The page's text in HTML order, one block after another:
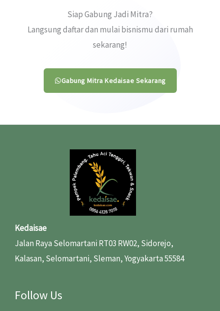
Siap Gabung Jadi Mitra?
Langsung daftar dan mulai bisnismu dari rumah
sekarang!
Gabung Mitra Kedaisae Sekarang
Kedaisae
Jalan Raya Selomartani RT03 RW02, Sidorejo,
Kalasan, Selomartani, Sleman, Yogyakarta 55584
Follow Us